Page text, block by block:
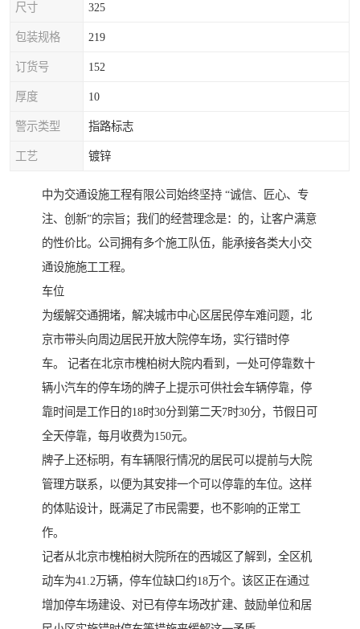
尺寸 325
包装规格 219
订货号 152
厚度 10
警示类型 指路标志
工艺 镀锌
中为交通设施工程有限公司始终坚持 “诚信、匠心、专
注、创新”的宗旨；我们的经营理念是：的，让客户满意
的性价比。公司拥有多个施工队伍，能承接各类大小交
通设施施工工程。
车位
为缓解交通拥堵，解决城市中心区居民停车难问题，北
京市带头向周边居民开放大院停车场，实行错时停
车。 记者在北京市槐柏树大院内看到，一处可停靠数十
辆小汽车的停车场的牌子上提示可供社会车辆停靠，停
靠时间是工作日的18时30分到第二天7时30分，节假日可
全天停靠，每月收费为150元。
牌子上还标明，有车辆限行情况的居民可以提前与大院
管理方联系，以便为其安排一个可以停靠的车位。这样
的体贴设计，既满足了市民需要，也不影响的正常工
作。
记者从北京市槐柏树大院所在的西城区了解到，全区机
动车为41.2万辆，停车位缺口约18万个。该区正在通过
增加停车场建设、对已有停车场改扩建、鼓励单位和居